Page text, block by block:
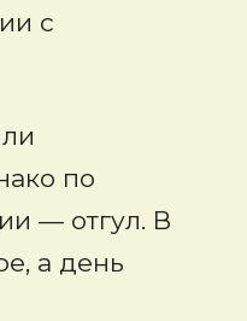
с
по
— отгул. В
а день